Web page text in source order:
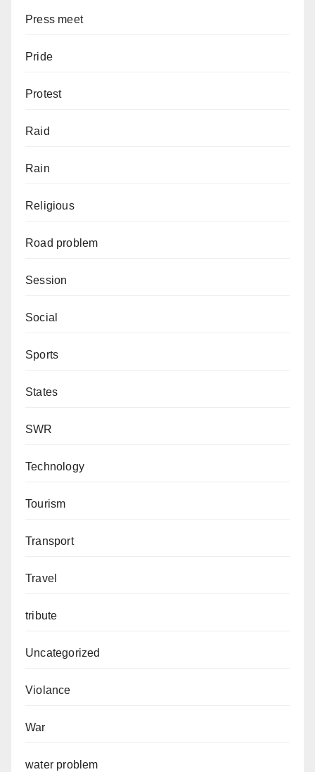
Press meet
Pride
Protest
Raid
Rain
Religious
Road problem
Session
Social
Sports
States
SWR
Technology
Tourism
Transport
Travel
tribute
Uncategorized
Violance
War
water problem